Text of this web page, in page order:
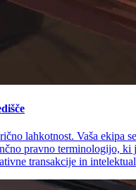
lahkotnost. Vaša ekipa
pravno terminologijo, ki
transakcije in